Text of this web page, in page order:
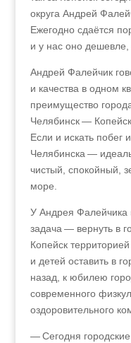
округа Андрей
Ежегодно сдаётся
и у нас оно дешевле,
Андрей Фалейчик
и качества в одном
преимущество
Челябинск —
Если и искать побег
Челябинска —
чистый, спокойный,
море.
У Андрея Фалейчика
задача — вернуть в
Копейск
и детей оставить в
назад, к юбилею
современного
оздоровительного
— Сегодня